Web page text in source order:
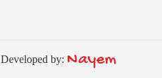
Developed by: Nayem